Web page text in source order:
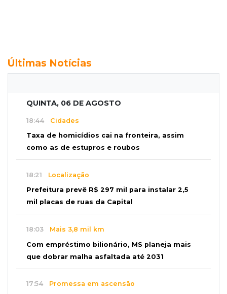
Últimas Notícias
QUINTA, 06 DE AGOSTO
18:44 Cidades
Taxa de homicídios cai na fronteira, assim
como as de estupros e roubos
18:21 Localização
Prefeitura prevê R$ 297 mil para instalar 2,5
mil placas de ruas da Capital
18:03 Mais 3,8 mil km
Com empréstimo bilionário, MS planeja mais
que dobrar malha asfaltada até 2031
17:54 Promessa em ascensão